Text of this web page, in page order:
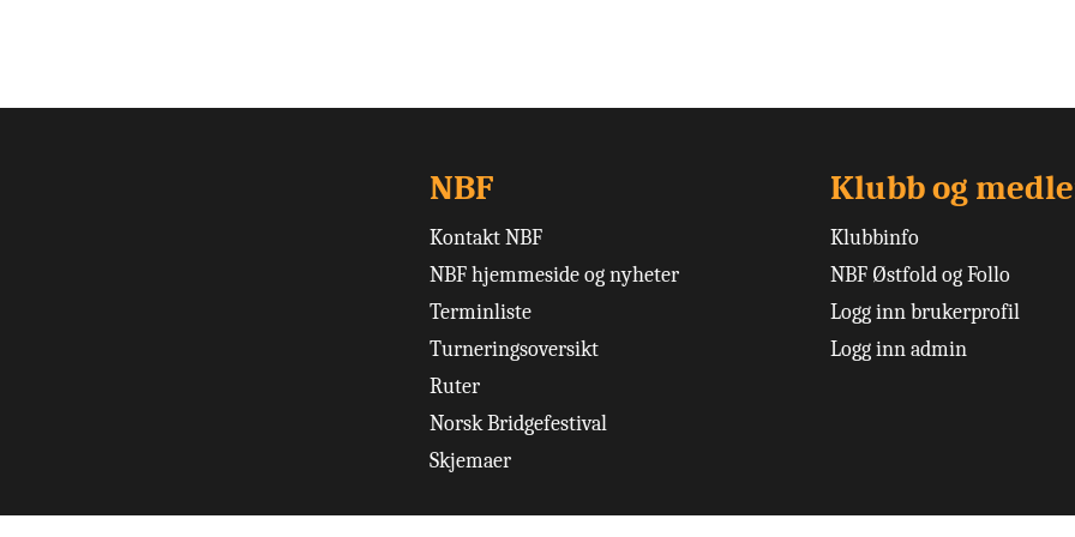
NBF
Kontakt NBF
NBF hjemmeside og nyheter
Terminliste
Turneringsoversikt
Ruter
Norsk Bridgefestival
Skjemaer
Klubb og
Klubbinfo
NBF Østfold og Follo
Logg inn brukerprofil
Logg inn admin